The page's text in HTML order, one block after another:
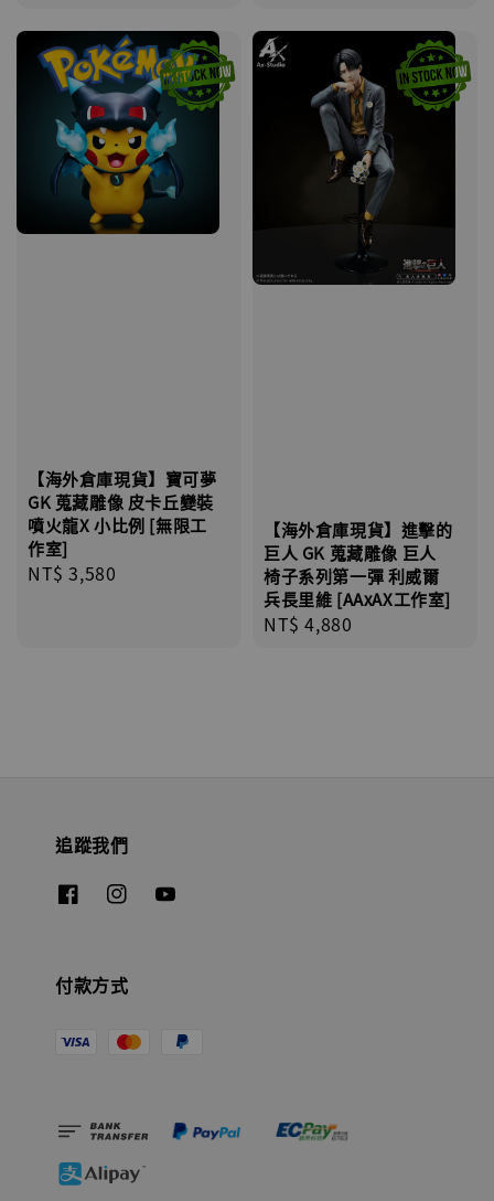
【海外倉庫現貨】寶可夢
GK 蒐藏雕像 皮卡丘變裝
噴火龍X 小比例 [無限工
作室]
Regular
NT$ 3,580
【海外倉庫現貨】進擊的
巨人 GK 蒐藏雕像 巨人
椅子系列第一彈 利威爾
兵長里維 [AAxAX工作室]
Regular
NT$ 4,880
追蹤我們
付款方式